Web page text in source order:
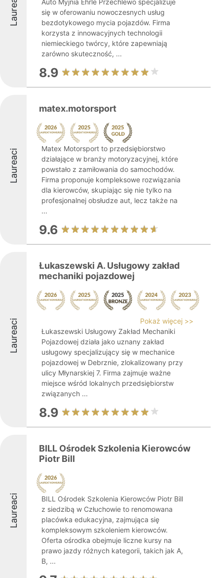
Laureaci
Auto Myjnia Ehrle Przechlewo specjalizuje
się w oferowaniu nowoczesnych usług
bezdotykowego mycia pojazdów. Firma
korzysta z innowacyjnych technologii
niemieckiego twórcy, które zapewniają
zarówno skuteczność, ...
8.9
Laureaci
matex.motorsport
Matex Motorsport to przedsiębiorstwo
działające w branży motoryzacyjnej, które
powstało z zamiłowania do samochodów.
Firma proponuje kompleksowe rozwiązania
dla kierowców, skupiając się nie tylko na
profesjonalnej obsłudze aut, lecz także na
...
9.6
Laureaci
Łukaszewski A. Usługowy zakład
mechaniki pojazdowej
Pokaż więcej >>
Łukaszewski Usługowy Zakład Mechaniki
Pojazdowej działa jako uznany zakład
usługowy specjalizujący się w mechanice
pojazdowej w Debrznie, zlokalizowany przy
ulicy Młynarskiej 7. Firma zajmuje ważne
miejsce wśród lokalnych przedsiębiorstw
związanych ...
8.9
Laureaci
BILL Ośrodek Szkolenia Kierowców
Piotr Bill
BILL Ośrodek Szkolenia Kierowców Piotr Bill
z siedzibą w Człuchowie to renomowana
placówka edukacyjna, zajmująca się
kompleksowym szkoleniem kierowców.
Oferta ośrodka obejmuje liczne kursy na
prawo jazdy różnych kategorii, takich jak A,
B, ...